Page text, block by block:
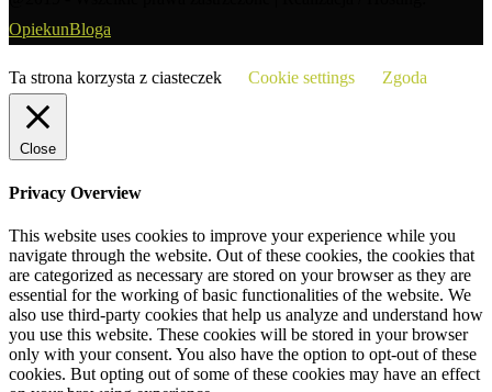
OpiekunBloga
Ta strona korzysta z ciasteczek Cookie settings Zgoda
Close
Privacy Overview
This website uses cookies to improve your experience while you
navigate through the website. Out of these cookies, the cookies that
are categorized as necessary are stored on your browser as they are
essential for the working of basic functionalities of the website. We
also use third-party cookies that help us analyze and understand how
you use this website. These cookies will be stored in your browser
only with your consent. You also have the option to opt-out of these
cookies. But opting out of some of these cookies may have an effect